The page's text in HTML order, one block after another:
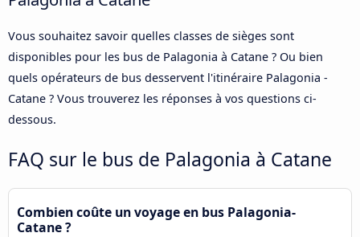
Vous souhaitez savoir quelles classes de sièges sont
disponibles pour les bus de Palagonia à Catane ? Ou bien
quels opérateurs de bus desservent l'itinéraire Palagonia -
Catane ? Vous trouverez les réponses à vos questions ci-
dessous.
FAQ sur le bus de Palagonia à Catane
Combien coûte un voyage en bus Palagonia-
Catane ?